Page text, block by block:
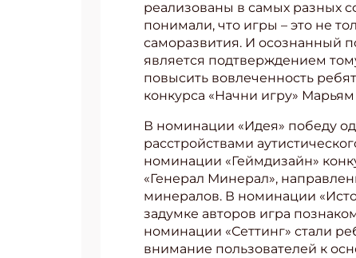
реализованы в самых разных
понимали, что игры – это не
саморазвития. И осознанный
является подтверждением
повысить вовлеченность
конкурса «Начни игру»
В номинации «Идея» победу
расстройствами
номинации «Геймдизайн»
«Генерал Минерал»,
минералов. В номинации
задумке авторов игра
номинации «Сеттинг» стали
внимание пользователей к